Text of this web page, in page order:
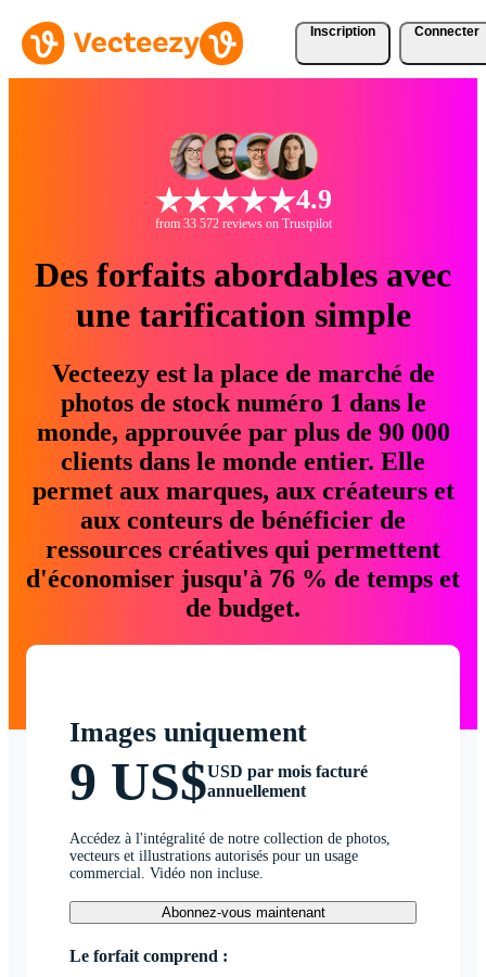
Inscription Connecter
4.9
from 33 572 reviews on Trustpilot
Des forfaits abordables avec
une tarification simple
Vecteezy est la place de marché de
photos de stock numéro 1 dans le
monde, approuvée par plus de 90 000
clients dans le monde entier. Elle
permet aux marques, aux créateurs et
aux conteurs de bénéficier de
ressources créatives qui permettent
d'économiser jusqu'à 76 % de temps et
de budget.
Images uniquement
9 US$USD par mois facturé
annuellement
Accédez à l'intégralité de notre collection de photos,
vecteurs et illustrations autorisés pour un usage
commercial. Vidéo non incluse.
Abonnez-vous maintenant
Le forfait comprend :